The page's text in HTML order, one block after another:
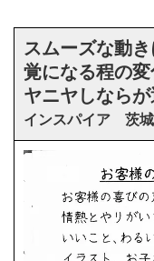
スムーズな動
覚になる程の
ヤニヤしならが
インスパイア 茨